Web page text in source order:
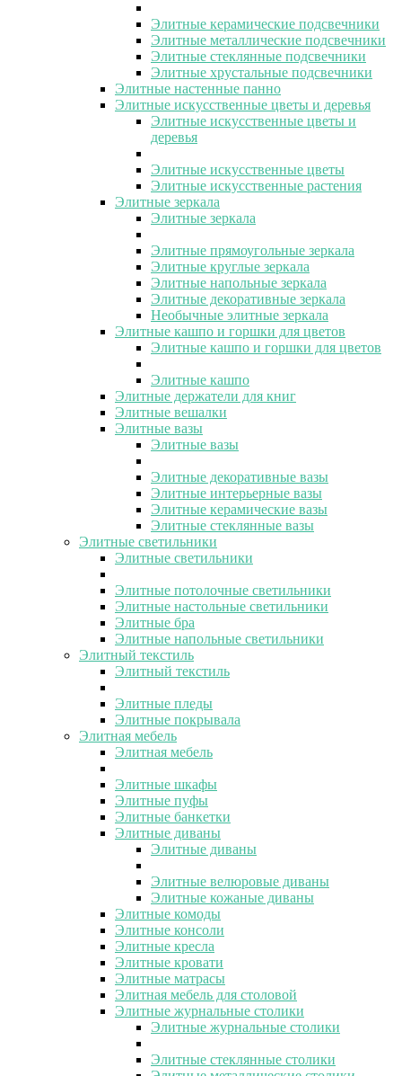
Элитные керамические подсвечники
Элитные металлические подсвечники
Элитные стеклянные подсвечники
Элитные хрустальные подсвечники
Элитные настенные панно
Элитные искусственные цветы и деревья
Элитные искусственные цветы и
деревья
Элитные искусственные цветы
Элитные искусственные растения
Элитные зеркала
Элитные зеркала
Элитные прямоугольные зеркала
Элитные круглые зеркала
Элитные напольные зеркала
Элитные декоративные зеркала
Необычные элитные зеркала
Элитные кашпо и горшки для цветов
Элитные кашпо и горшки для цветов
Элитные кашпо
Элитные держатели для книг
Элитные вешалки
Элитные вазы
Элитные вазы
Элитные декоративные вазы
Элитные интерьерные вазы
Элитные керамические вазы
Элитные стеклянные вазы
Элитные светильники
Элитные светильники
Элитные потолочные светильники
Элитные настольные светильники
Элитные бра
Элитные напольные светильники
Элитный текстиль
Элитный текстиль
Элитные пледы
Элитные покрывала
Элитная мебель
Элитная мебель
Элитные шкафы
Элитные пуфы
Элитные банкетки
Элитные диваны
Элитные диваны
Элитные велюровые диваны
Элитные кожаные диваны
Элитные комоды
Элитные консоли
Элитные кресла
Элитные кровати
Элитные матрасы
Элитная мебель для столовой
Элитные журнальные столики
Элитные журнальные столики
Элитные стеклянные столики